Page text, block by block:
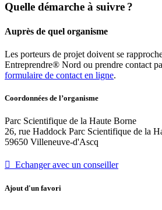
Quelle démarche à suivre ?
Auprès de quel organisme
Les porteurs de projet doivent se
Entreprendre® Nord ou prendre contact
formulaire de contact en ligne.
Coordonnées de l’organisme
Parc Scientifique de la Haute Borne
26, rue Haddock Parc Scientifique de la
59650 Villeneuve-d'Ascq
 Echanger avec un conseiller
Ajout d'un favori